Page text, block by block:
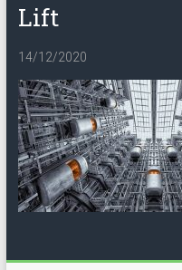
Lift
14/12/2020